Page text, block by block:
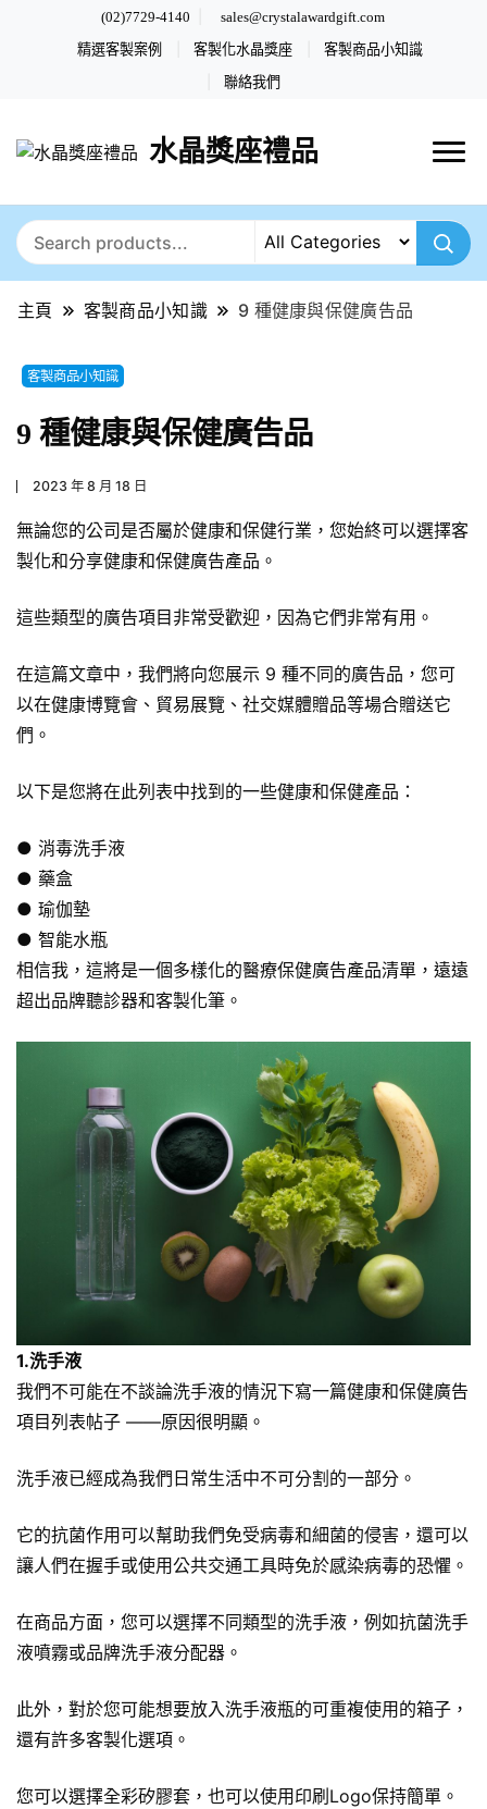
(02)7729-4140 sales@crystalawardgift.com
精選客製案例 客製化水晶獎座 客製商品小知識
聯絡我們
水晶獎座禮品
主頁 客製商品小知識 9 種健康與保健廣告品
客製商品小知識
9 種健康與保健廣告品
2023 年 8 月 18 日
無論您的公司是否屬於健康和保健行業，您始終可以選擇客
製化和分享健康和保健廣告產品 。
這些類型的廣告項目非常受歡迎，因為它們非常有用。
在這篇文章中，我們將向您展示 9 種不同的廣告品，您可
以在健康博覽會、貿易展覽、社交媒體贈品等場合贈送它
們。
以下是您將在此列表中找到的一些健康和保健產品：
● 消毒洗手液
● 藥盒
● 瑜伽墊
● 智能水瓶
相信我，這將是一個多樣化的醫療保健廣告產品清單，遠遠
超出品牌聽診器和客製化筆。
1.洗手液
我們不可能在不談論洗手液的情況下寫一篇健康和保健廣告
項目列表帖子 ——原因很明顯。
洗手液已經成為我們日常生活中不可分割的一部分。
它的抗菌作用可以幫助我們免受病毒和細菌的侵害，還可以
讓人們在握手或使用公共交通工具時免於感染病毒的恐懼。
在商品方面，您可以選擇不同類型的洗手液，例如抗菌洗手
液噴霧或品牌洗手液分配器。
此外，對於您可能想要放入洗手液瓶的可重複使用的箱子，
還有許多客製化選項。
您可以選擇全彩矽膠套，也可以使用印刷Logo保持簡單。